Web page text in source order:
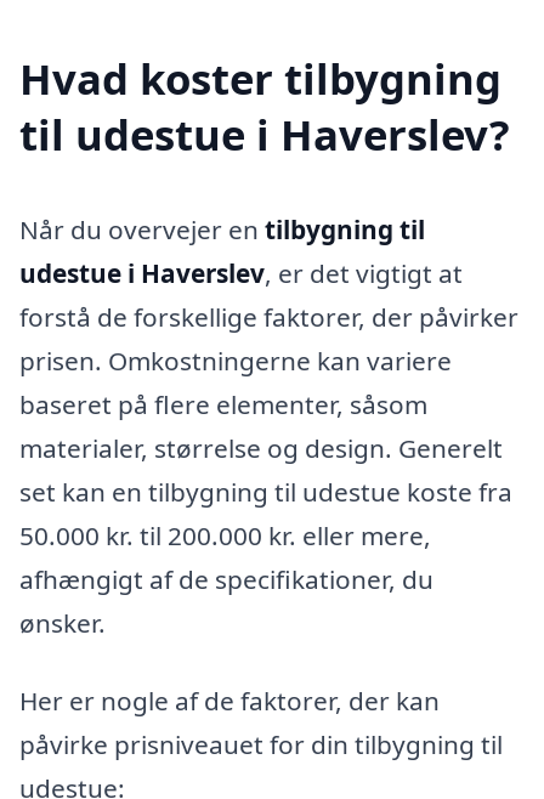
Hvad koster tilbygning
til udestue i Haverslev?
Når du overvejer en tilbygning til
udestue i Haverslev, er det vigtigt at
forstå de forskellige faktorer, der påvirker
prisen. Omkostningerne kan variere
baseret på flere elementer, såsom
materialer, størrelse og design. Generelt
set kan en tilbygning til udestue koste fra
50.000 kr. til 200.000 kr. eller mere,
afhængigt af de specifikationer, du
ønsker.
Her er nogle af de faktorer, der kan
påvirke prisniveauet for din tilbygning til
udestue: